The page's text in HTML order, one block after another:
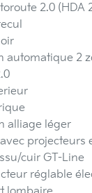
2.0 (HDA
automatique 2
alliage léger
projecteurs
cuir GT-Line
réglable